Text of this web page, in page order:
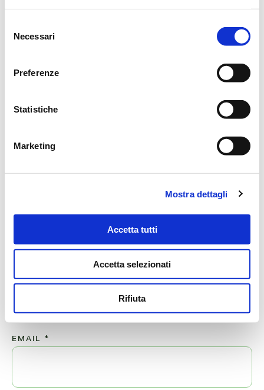
delNecessari
Preferenze
Statistiche
Marketing
Mostra dettagli
Accetta tutti
Accetta selezionati
Rifiuta
cerimonia.
Reggio Emilia, 28 Marzo 2015
CONDIVIDI
Il tuo indirizzo email non sarà pubblicato.
EMAIL *